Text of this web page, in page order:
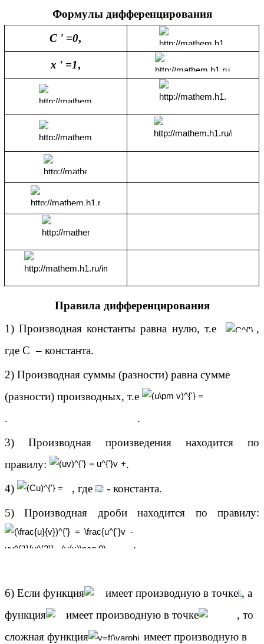
Формулы дифференцирования
C ' =0,
x ' =1,
Правила дифференцирования
1) Производная константы равна нулю, т.е
,
где C – константа.
2) Производная суммы (разности) равна сумме
(разности) производных, т.е
. .
3) Производная произведения находится по
правилу:
.
4)
, где
- константа.
5) Производная дроби находится по правилу:
.
6) Если функция имеет производную в точке , а
функция
имеет производную в точке
, то
сложная функция
имеет производную в